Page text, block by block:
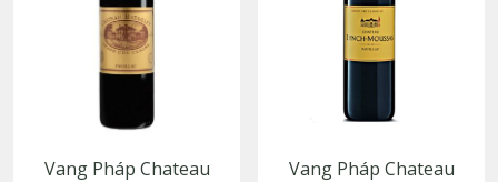
Vang Pháp Chateau
Vang Pháp Chateau